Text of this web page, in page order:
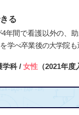
る
年間で看護以外の、
学べ卒業後の大学院も
学科 / 女性（2021年度